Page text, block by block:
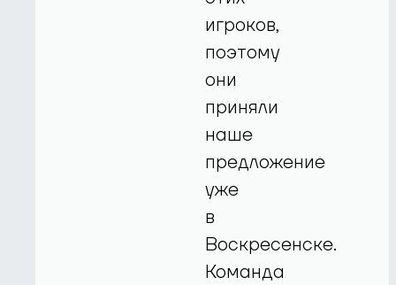
игроков,
поэтому
они
приняли
наше
предложение
уже
в
Воскресенске.
Команда